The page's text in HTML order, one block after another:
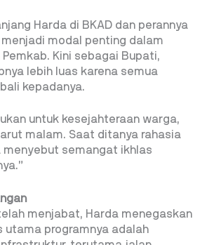
Harda di BKAD dan perannya
modal penting dalam
Kini sebagai Bupati,
lebih luas karena semua
kepadanya.
untuk kesejahteraan warga,
malam. Saat ditanya rahasia
menyebut semangat ikhlas
menjabat, Harda menegaskan
utama programnya adalah